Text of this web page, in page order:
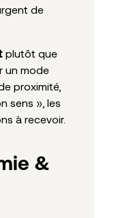
de
plutôt que
un mode
proximité,
sens », les
à recevoir.
&